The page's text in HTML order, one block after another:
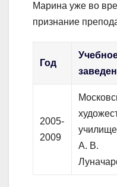
Марина уже во
признание
Год
2005-
2009
А. В.